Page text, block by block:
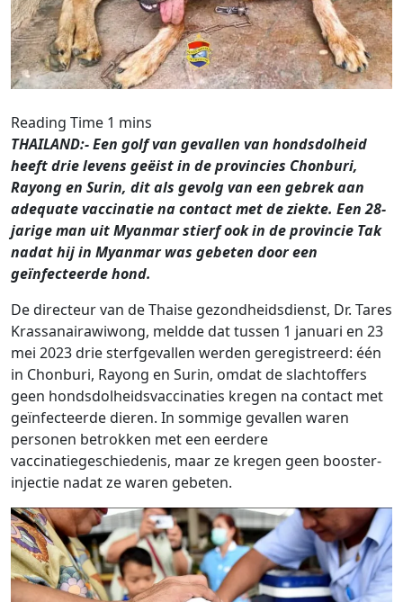
THAILAND:- Een golf van gevallen van hondsdolheid
heeft drie levens geëist in de provincies Chonburi,
Rayong en Surin, dit als gevolg van een gebrek aan
adequate vaccinatie na contact met de ziekte. Een 28-
jarige man uit Myanmar stierf ook in de provincie Tak
nadat hij in Myanmar was gebeten door een
geïnfecteerde hond.
De directeur van de Thaise gezondheidsdienst, Dr. Tares
Krassanairawiwong, meldde dat tussen 1 januari en 23
mei 2023 drie sterfgevallen werden geregistreerd: één
in Chonburi, Rayong en Surin, omdat de slachtoffers
geen hondsdolheidsvaccinaties kregen na contact met
geïnfecteerde dieren. In sommige gevallen waren
personen betrokken met een eerdere
vaccinatiegeschiedenis, maar ze kregen geen booster-
injectie nadat ze waren gebeten.